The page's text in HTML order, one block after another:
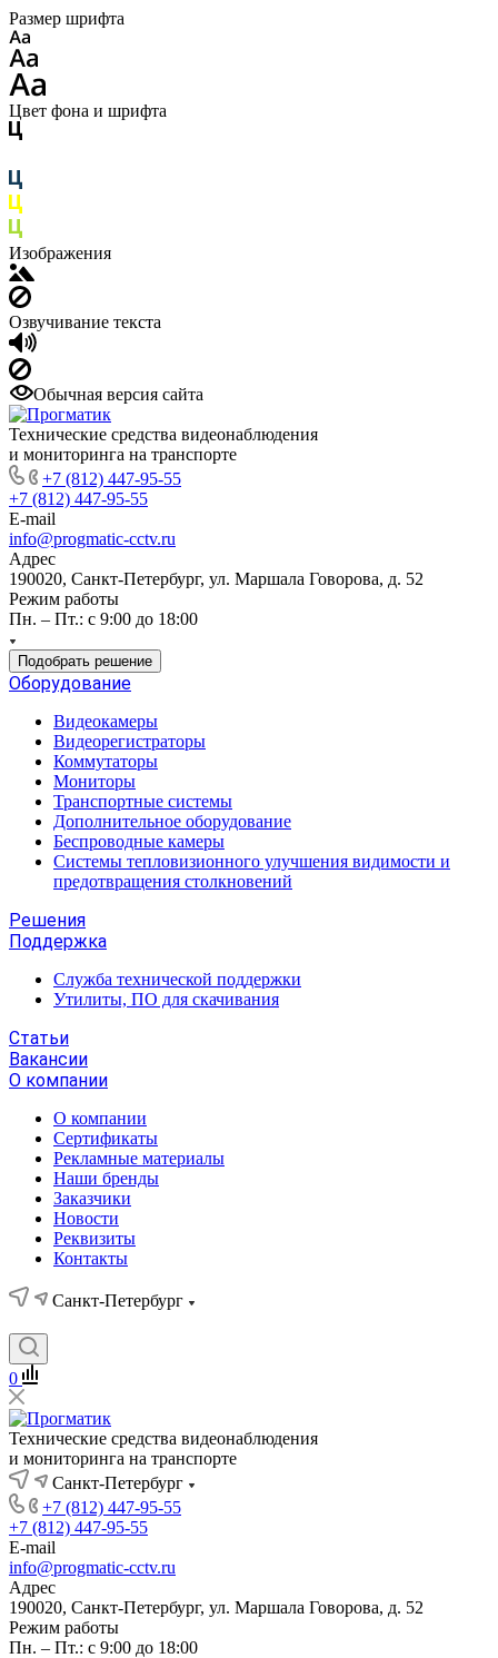
Размер шрифта
Цвет фона и шрифта
Изображения
Озвучивание текста
Обычная версия сайта
Технические средства видеонаблюдения
и мониторинга на транспорте
+7 (812) 447-95-55
+7 (812) 447-95-55
E-mail
info@progmatic-cctv.ru
Адрес
190020, Санкт-Петербург, ул. Маршала Говорова, д. 52
Режим работы
Пн. – Пт.: с 9:00 до 18:00
Подобрать решение
Оборудование
Видеокамеры
Видеорегистраторы
Коммутаторы
Мониторы
Транспортные системы
Дополнительное оборудование
Беспроводные камеры
Системы тепловизионного улучшения видимости и
предотвращения столкновений
Решения
Поддержка
Служба технической поддержки
Утилиты, ПО для скачивания
Статьи
Вакансии
О компании
О компании
Сертификаты
Рекламные материалы
Наши бренды
Заказчики
Новости
Реквизиты
Контакты
Санкт-Петербург
0
Технические средства видеонаблюдения
и мониторинга на транспорте
Санкт-Петербург
+7 (812) 447-95-55
+7 (812) 447-95-55
E-mail
info@progmatic-cctv.ru
Адрес
190020, Санкт-Петербург, ул. Маршала Говорова, д. 52
Режим работы
Пн. – Пт.: с 9:00 до 18:00